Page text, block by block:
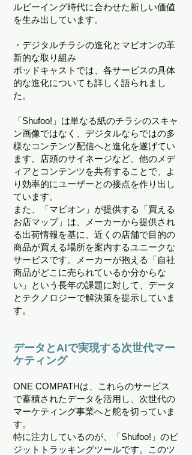
ルビーイング時代に合わせた新しい価値
を生み出しています。
・デジタルチラシの進化とマピオンの革
新的な取り組み
ポッドキャストでは、各サービスの具体
的な進化についても詳しく語られまし
た。
「Shufoo!」は単なる紙のチラシのスキャ
ン画像ではなく、デジタルならではの多
様なコンテンツ配信へと進化を遂げてい
ます。店頭のサイネージなど、他のメデ
ィアとコンテンツを共有することで、よ
り効率的にユーザーとの接点を作り出し
ています。
また、「マピオン」が提供する「買える
お店マップ」は、メーカーから提供され
る出荷情報を基に、近くの店舗で目的の
商品が買える場所を案内するユニークな
サービスです。メーカーが抱える「自社
商品がどこに売られているか分からな
い」という長年の課題に対して、データ
とテクノロジーで解決策を提示していま
す。
データとAIで実現する次世代マー
ケティング
ONE COMPATHは、これらのサービス
で蓄積されたデータを活用し、次世代の
マーケティング事業へと舵を切っていま
す。
特に注力しているのが、「Shufoo!」のビ
ジットトラッキングツールです。このツ